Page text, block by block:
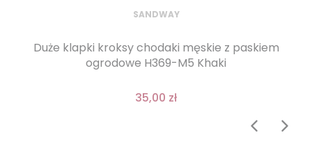
SANDWAY
Duże klapki kroksy chodaki męskie z paskiem
ogrodowe H369-M5 Khaki
35,00 zł